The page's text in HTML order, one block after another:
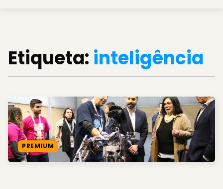
Etiqueta: inteligência
PREMIUM